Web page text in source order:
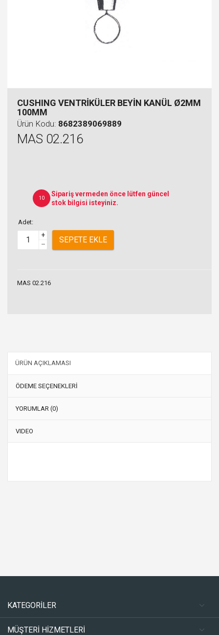
CUSHING VENTRİKÜLER BEYİN KANÜL Ø2MM
100MM
Ürün Kodu: 8682389069889
MAS 02.216
10
Sipariş vermeden önce lütfen güncel
stok bilgisi isteyiniz.
Adet:
+
–
SEPETE EKLE
MAS 02.216
ÜRÜN AÇIKLAMASI
ÖDEME SEÇENEKLERİ
YORUMLAR (0)
VIDEO
KATEGORİLER
MÜŞTERİ HİZMETLERİ